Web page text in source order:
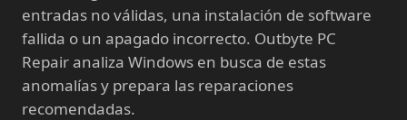
entradas no válidas, una instalación de software
fallida o un apagado incorrecto. Outbyte PC
Repair analiza Windows en busca de estas
anomalías y prepara las reparaciones
recomendadas.